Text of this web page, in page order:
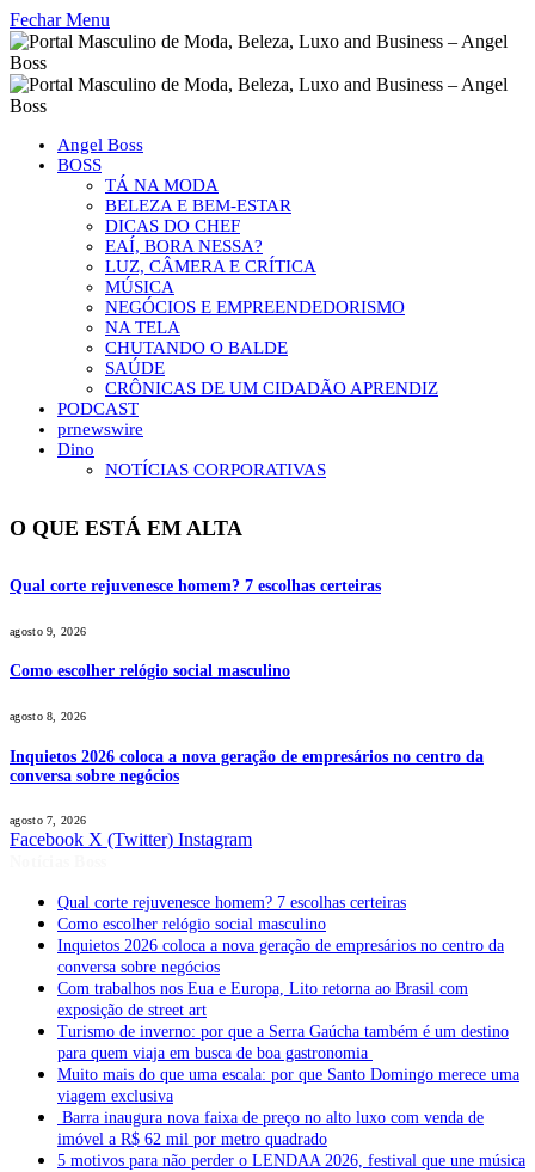
Fechar Menu
Angel Boss
BOSS
TÁ NA MODA
BELEZA E BEM-ESTAR
DICAS DO CHEF
EAÍ, BORA NESSA?
LUZ, CÂMERA E CRÍTICA
MÚSICA
NEGÓCIOS E EMPREENDEDORISMO
NA TELA
CHUTANDO O BALDE
SAÚDE
CRÔNICAS DE UM CIDADÃO APRENDIZ
PODCAST
prnewswire
Dino
NOTÍCIAS CORPORATIVAS
O QUE ESTÁ EM ALTA
Qual corte rejuvenesce homem? 7 escolhas certeiras
agosto 9, 2026
Como escolher relógio social masculino
agosto 8, 2026
Inquietos 2026 coloca a nova geração de empresários no centro da
conversa sobre negócios
agosto 7, 2026
Facebook X (Twitter) Instagram
Qual corte rejuvenesce homem? 7 escolhas certeiras
Como escolher relógio social masculino
Inquietos 2026 coloca a nova geração de empresários no centro da
conversa sobre negócios
Com trabalhos nos Eua e Europa, Lito retorna ao Brasil com
exposição de street art
Turismo de inverno: por que a Serra Gaúcha também é um destino
para quem viaja em busca de boa gastronomia
Muito mais do que uma escala: por que Santo Domingo merece uma
viagem exclusiva
Barra inaugura nova faixa de preço no alto luxo com venda de
imóvel a R$ 62 mil por metro quadrado
5 motivos para não perder o LENDAA 2026, festival que une música